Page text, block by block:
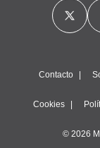
Contacto
Cookies
© 2026